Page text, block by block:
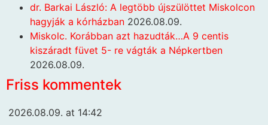
dr. Barkai László: A legtöbb újszülöttet Miskolcon
hagyják a kórházban 2026.08.09.
Miskolc. Korábban azt hazudták…A 9 centis
kiszáradt füvet 5- re vágták a Népkertben
2026.08.09.
Friss kommentek
2026.08.09. at 14:42